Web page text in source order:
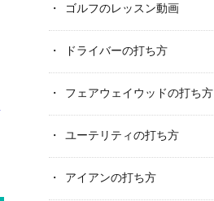
ゴルフのレッスン動画
ドライバーの打ち方
フェアウェイウッドの打ち方
ユーテリティの打ち方
アイアンの打ち方